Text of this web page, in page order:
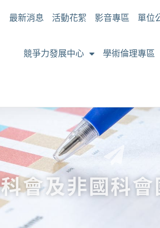
最新消息 活動花絮 影音專區 單位
競爭力發展中心 學術倫理專區
會及非國科會